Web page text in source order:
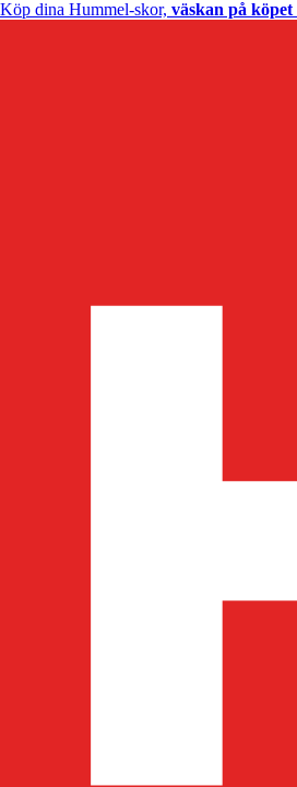
Köp dina Hummel-skor, väskan på köpet